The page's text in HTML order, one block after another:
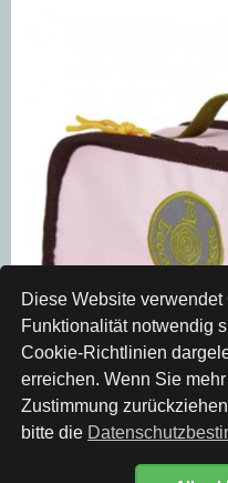
Diese Website
Funktionalität notwendig
Cookie-Richtlinien
erreichen. Wenn Sie
Zustimmung
bitte die